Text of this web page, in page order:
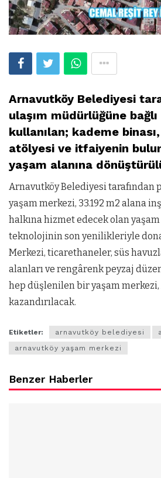
Arnavutköy Belediyesi
ulaşım müdürlüğüne
kullanılan; kademe
atölyesi ve itfaiyenin
yaşam alanına
Arnavutköy Belediyesi tarafından
yaşam merkezi, 33.192 m2 alana
halkına hizmet edecek olan
teknolojinin son yenilikleriyle
Merkezi, ticarethaneler, süs
alanları ve rengârenk peyzaj
hep düşlenilen bir yaşam merkezi,
kazandırılacak.
Etiketler: arnavutköy belediyesi
arnavutköy yaşam merkezi
Benzer Haberler